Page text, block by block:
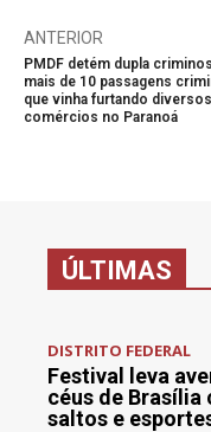
ANTERIOR
PMDF detém dupla
mais de 10 passagens
que vinha furtando diversos
comércios no Paranoá
ÚLTIMAS
DISTRITO FEDERAL
Festival leva
céus de Brasília
saltos e